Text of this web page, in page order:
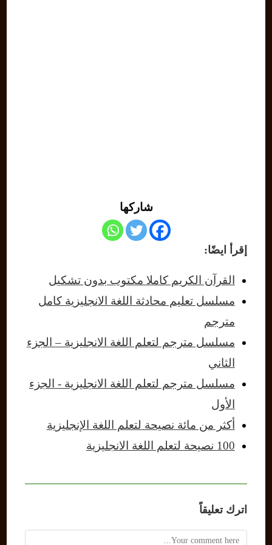
شاركها
إقرأ ايضًا:
القرآن الكريم كاملا مكتوب بدون تشكيل
مسلسل تعليم محادثة اللغة الانجليزية كامل
مترجم
مسلسل مترجم لتعلم اللغة الانجليزية – الجزء
الثاني
مسلسل مترجم لتعلم اللغة الانجليزية - الجزء
الأول
أكثر من مائة نصيحة لتعلم اللغة الإنجليزية
100 نصيحة لتعلم اللغة الانجليزية
اترك تعليقاً
Comment